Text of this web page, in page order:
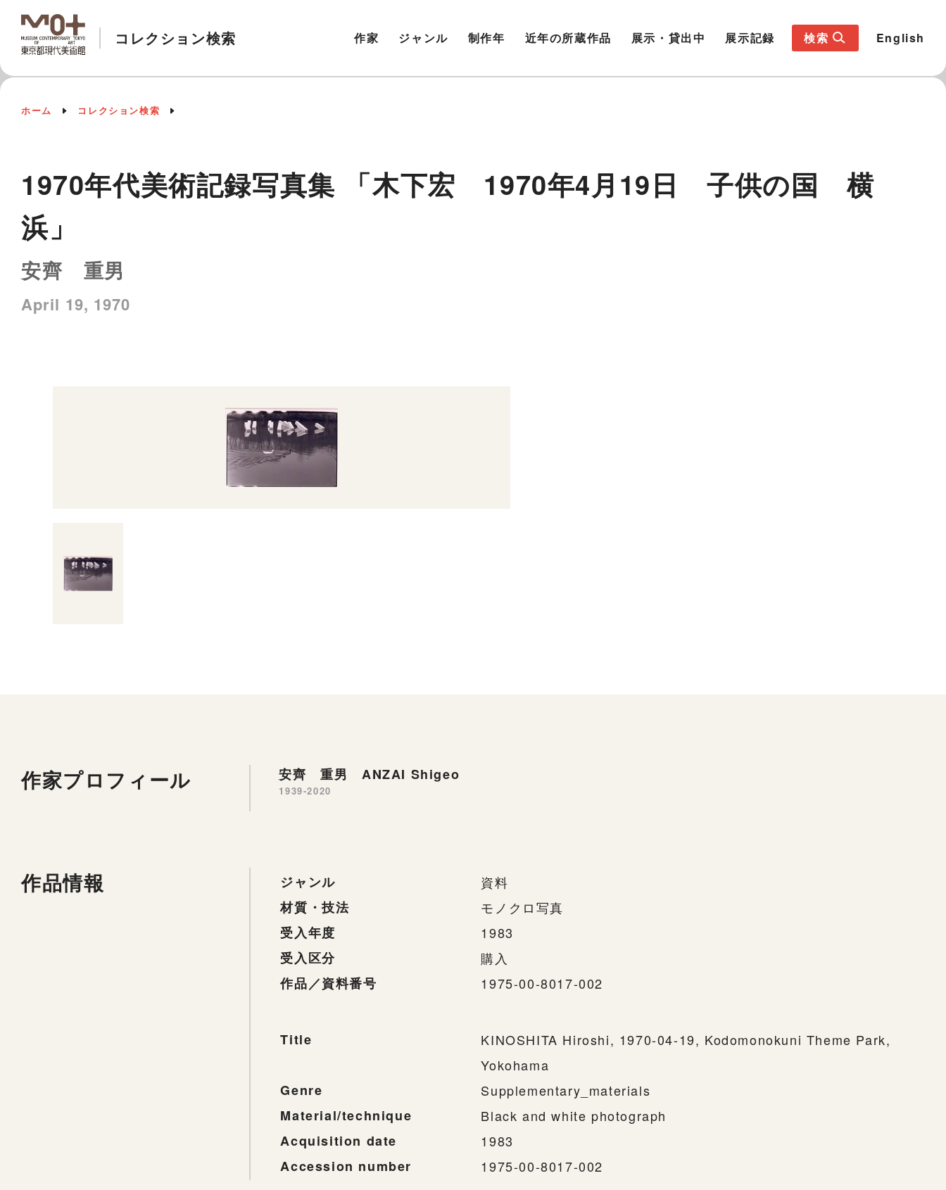
コレクション検索 作家 ジャンル 制作年 近年の所蔵作品 展示・貸出中 展示記録 検索 English
ホーム コレクション検索
1970年代美術記録写真集 「木下宏 1970年4月19日 子供の国 横
浜」
安齊 重男
April 19, 1970
作家プロフィール 安齊 重男 ANZAI Shigeo
1939-2020
作品情報 ジャンル
資料
材質・技法
モノクロ写真
受入年度
1983
受入区分
購入
作品／資料番号
1975-00-8017-002
Title
KINOSHITA Hiroshi, 1970-04-19, Kodomonokuni Theme Park,
Yokohama
Genre
Supplementary_materials
Material/technique
Black and white photograph
Acquisition date
1983
Accession number
1975-00-8017-002